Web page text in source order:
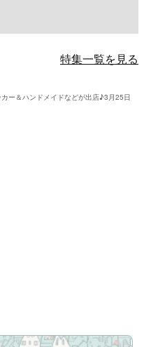
特集一覧を見る
ー＆ハンドメイドなどが出店♪3月25日